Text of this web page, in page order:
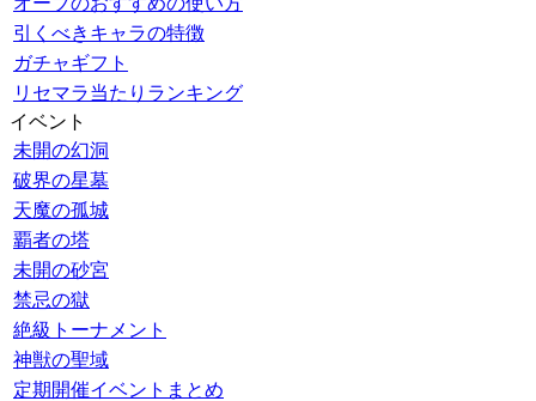
引くべきキャラの特徴
ガチャギフト
リセマラ当たりランキング
イベント
未開の幻洞
破界の星墓
天魔の孤城
覇者の塔
未開の砂宮
禁忌の獄
絶級トーナメント
神獣の聖域
定期開催イベントまとめ